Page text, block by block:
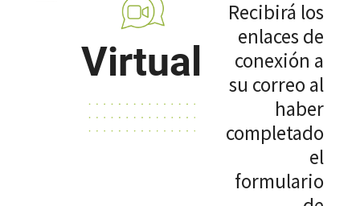
Virtual
Recibirá los
enlaces de
conexión a
su correo al
haber
completado
el
formulario